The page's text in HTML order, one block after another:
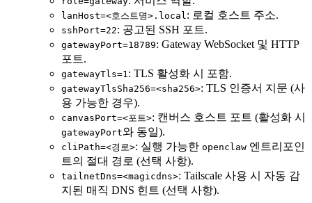
lanHost=<호스트명>.local: 로컬 호스트 주소.
sshPort=22: 공고된 SSH 포트.
gatewayPort=18789: Gateway WebSocket 및 HTTP
포트.
gatewayTls=1: TLS 활성화 시 포함.
gatewayTlsSha256=<sha256>: TLS 인증서 지문 (사
용 가능한 경우).
canvasPort=<포트>: 캔버스 호스트 포트 (활성화 시
gatewayPort와 동일).
cliPath=<경로>: 실행 가능한 openclaw 엔트리포인
트의 절대 경로 (선택 사항).
tailnetDns=<magicdns>: Tailscale 사용 시 자동 감
지된 매직 DNS 힌트 (선택 사항).